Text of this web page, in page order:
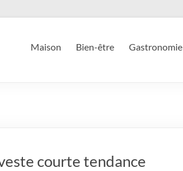
Maison Bien-être Gastronomie
courte tendance